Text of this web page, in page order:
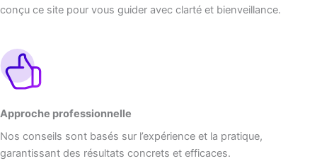
conçu ce site pour vous guider avec clarté et bienveillance.
Approche professionnelle
Nos conseils sont basés sur l’expérience et la pratique,
garantissant des résultats concrets et efficaces.